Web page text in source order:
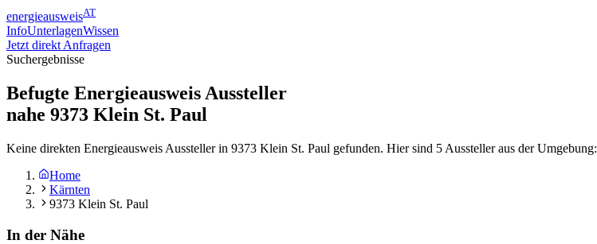
energieausweisAT
InfoUnterlagenWissen
Jetzt direkt Anfragen
Suchergebnisse
Befugte Energieausweis Aussteller
nahe 9373 Klein St. Paul
Keine direkten Energieausweis Aussteller in 9373 Klein St. Paul gefunden. Hier sind 5 Aussteller aus der Umgebung:
Home
Kärnten
9373 Klein St. Paul
In der Nähe